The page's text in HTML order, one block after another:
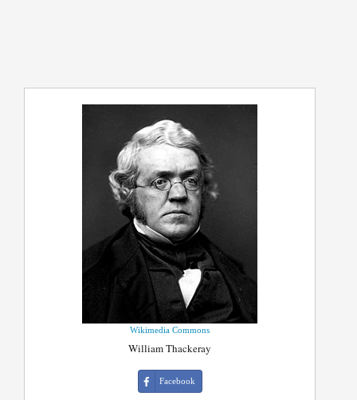
Wikimedia Commons
William Thackeray
Facebook